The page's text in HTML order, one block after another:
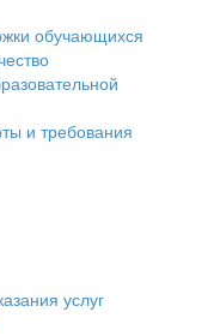
обучающихся
и требования
услуг